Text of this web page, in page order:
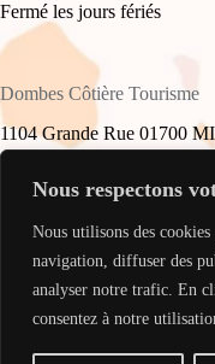
Nous respectons
Nous utilisons des
navigation, diffuser des
analyser notre trafic. En
consentez à notre
Fermé les jours fériés
Dombes Côtière Tourisme
1104 Grande Rue 01700
+33(0)4 78 55 61 16
accueil@dombes-cotiere-
Copyright © 2026 - Site